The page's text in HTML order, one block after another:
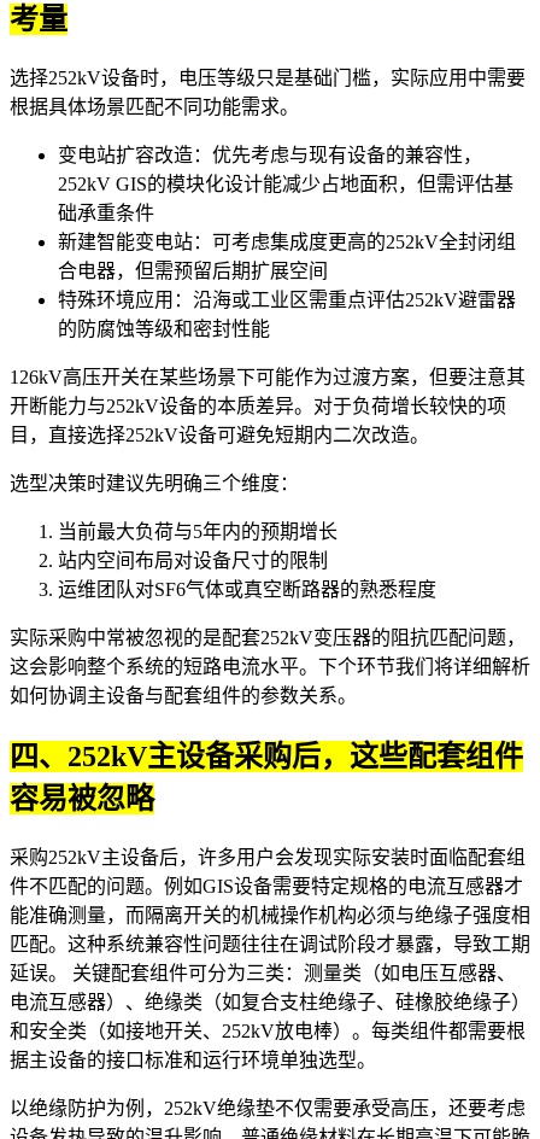
考量
选择252kV设备时，电压等级只是基础门槛，实际应用中需要
根据具体场景匹配不同功能需求。
变电站扩容改造：优先考虑与现有设备的兼容性，
252kV GIS的模块化设计能减少占地面积，但需评估基
础承重条件
新建智能变电站：可考虑集成度更高的252kV全封闭组
合电器，但需预留后期扩展空间
特殊环境应用：沿海或工业区需重点评估252kV避雷器
的防腐蚀等级和密封性能
126kV高压开关在某些场景下可能作为过渡方案，但要注意其
开断能力与252kV设备的本质差异。对于负荷增长较快的项
目，直接选择252kV设备可避免短期内二次改造。
选型决策时建议先明确三个维度：
当前最大负荷与5年内的预期增长
站内空间布局对设备尺寸的限制
运维团队对SF6气体或真空断路器的熟悉程度
实际采购中常被忽视的是配套252kV变压器的阻抗匹配问题，
这会影响整个系统的短路电流水平。下个环节我们将详细解析
如何协调主设备与配套组件的参数关系。
四、252kV主设备采购后，这些配套组件
容易被忽略
采购252kV主设备后，许多用户会发现实际安装时面临配套组
件不匹配的问题。例如GIS设备需要特定规格的电流互感器才
能准确测量，而隔离开关的机械操作机构必须与绝缘子强度相
匹配。这种系统兼容性问题往往在调试阶段才暴露，导致工期
延误。 关键配套组件可分为三类：测量类（如 电压互感器、
电流互感器）、绝缘类（如复合支柱绝缘子、 硅橡胶绝缘子）
和安全类（如接地开关、 252kV放电棒）。每类组件都需要根
据主设备的接口标准和运行环境单独选型。
以绝缘防护为例，252kV绝缘垫不仅需要承受高压，还要考虑